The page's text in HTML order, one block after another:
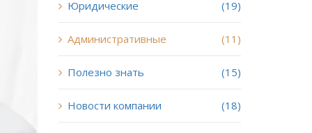
Юридические (19)
Административные (11)
Полезно знать (15)
Новости компании (18)